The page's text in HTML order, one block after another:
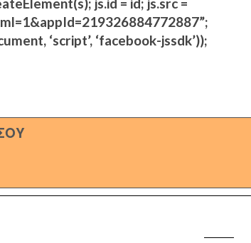
‘script’, ‘facebook-jssdk’));